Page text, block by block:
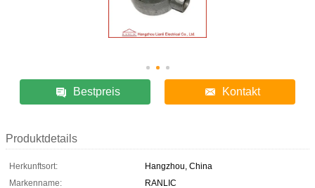
Bestpreis Kontakt
Produktdetails
Herkunftsort:
Hangzhou, China
Markenname:
RANLIC